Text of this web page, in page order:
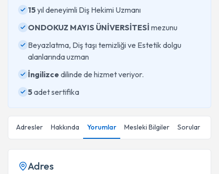
15yıl deneyimli Diş Hekimi Uzmanı
ONDOKUZ MAYIS ÜNİVERSİTESİ mezunu
Beyazlatma, Diş taşı temizliği ve Estetik dolgu
alanlarında uzman
İngilizce dilinde de hizmet veriyor.
5adet sertifika
Adresler Hakkında Yorumlar Mesleki Bilgiler Sorular
Adres